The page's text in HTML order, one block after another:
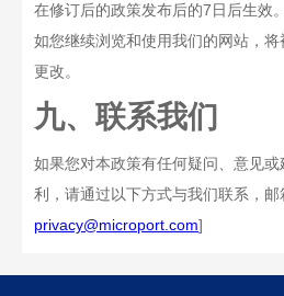
在修订后的政策发布后的7日后生效
如您继续浏览和使用我们的网站，
更改。
九、联系我们
如果您对本政策有任何疑问、意见
利，请通过以下方式与我们联系，邮
privacy@microport.com]